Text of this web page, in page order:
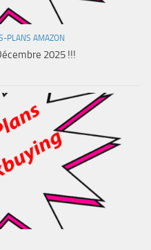
PLANS AMAZON
2025 !!!